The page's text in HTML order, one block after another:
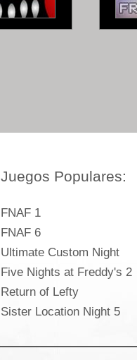
Juegos Populares:
FNAF 1
FNAF 6
Ultimate Custom Night
Five Nights at Freddy's 2
Return of Lefty
Sister Location Night 5